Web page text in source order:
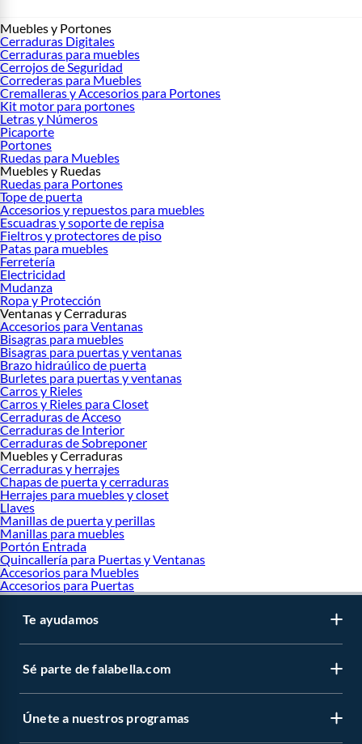
Muebles y Portones
Cerraduras Digitales
Cerraduras para muebles
Cerrojos de Seguridad
Correderas para Muebles
Cremalleras y Accesorios para Portones
Kit motor para portones
Letras y Números
Picaporte
Portones
Ruedas para Muebles
Muebles y Ruedas
Ruedas para Portones
Tope de puerta
Accesorios y repuestos para muebles
Escuadras y soporte de repisa
Fieltros y protectores de piso
Patas para muebles
Ferretería
Electricidad
Mudanza
Ropa y Protección
Ventanas y Cerraduras
Accesorios para Ventanas
Bisagras para muebles
Bisagras para puertas y ventanas
Brazo hidraúlico de puerta
Burletes para puertas y ventanas
Carros y Rieles
Carros y Rieles para Closet
Cerraduras de Acceso
Cerraduras de Interior
Cerraduras de Sobreponer
Muebles y Cerraduras
Cerraduras y herrajes
Chapas de puerta y cerraduras
Herrajes para muebles y closet
Llaves
Manillas de puerta y perillas
Manillas para muebles
Portón Entrada
Quincallería para Puertas y Ventanas
Accesorios para Muebles
Accesorios para Puertas
Te ayudamos
Sé parte de falabella.com
Únete a nuestros programas